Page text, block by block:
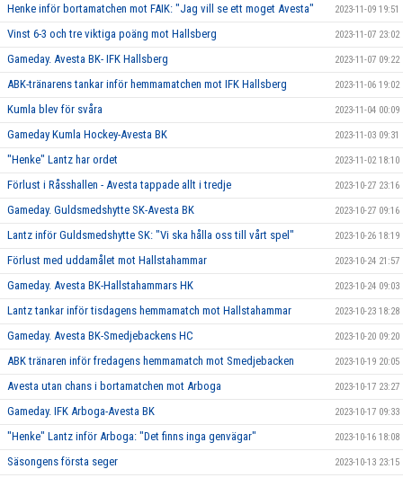
Henke inför bortamatchen mot FAIK: "Jag vill se ett moget Avesta" 2023-11-09 19:51
Vinst 6-3 och tre viktiga poäng mot Hallsberg 2023-11-07 23:02
Gameday. Avesta BK- IFK Hallsberg 2023-11-07 09:22
ABK-tränarens tankar inför hemmamatchen mot IFK Hallsberg 2023-11-06 19:02
Kumla blev för svåra 2023-11-04 00:09
Gameday Kumla Hockey-Avesta BK 2023-11-03 09:31
"Henke" Lantz har ordet 2023-11-02 18:10
Förlust i Råsshallen - Avesta tappade allt i tredje 2023-10-27 23:16
Gameday. Guldsmedshytte SK-Avesta BK 2023-10-27 09:16
Lantz inför Guldsmedshytte SK: "Vi ska hålla oss till vårt spel" 2023-10-26 18:19
Förlust med uddamålet mot Hallstahammar 2023-10-24 21:57
Gameday. Avesta BK-Hallstahammars HK 2023-10-24 09:03
Lantz tankar inför tisdagens hemmamatch mot Hallstahammar 2023-10-23 18:28
Gameday. Avesta BK-Smedjebackens HC 2023-10-20 09:20
ABK tränaren inför fredagens hemmamatch mot Smedjebacken 2023-10-19 20:05
Avesta utan chans i bortamatchen mot Arboga 2023-10-17 23:27
Gameday. IFK Arboga-Avesta BK 2023-10-17 09:33
"Henke" Lantz inför Arboga: "Det finns inga genvägar" 2023-10-16 18:08
Säsongens första seger 2023-10-13 23:15